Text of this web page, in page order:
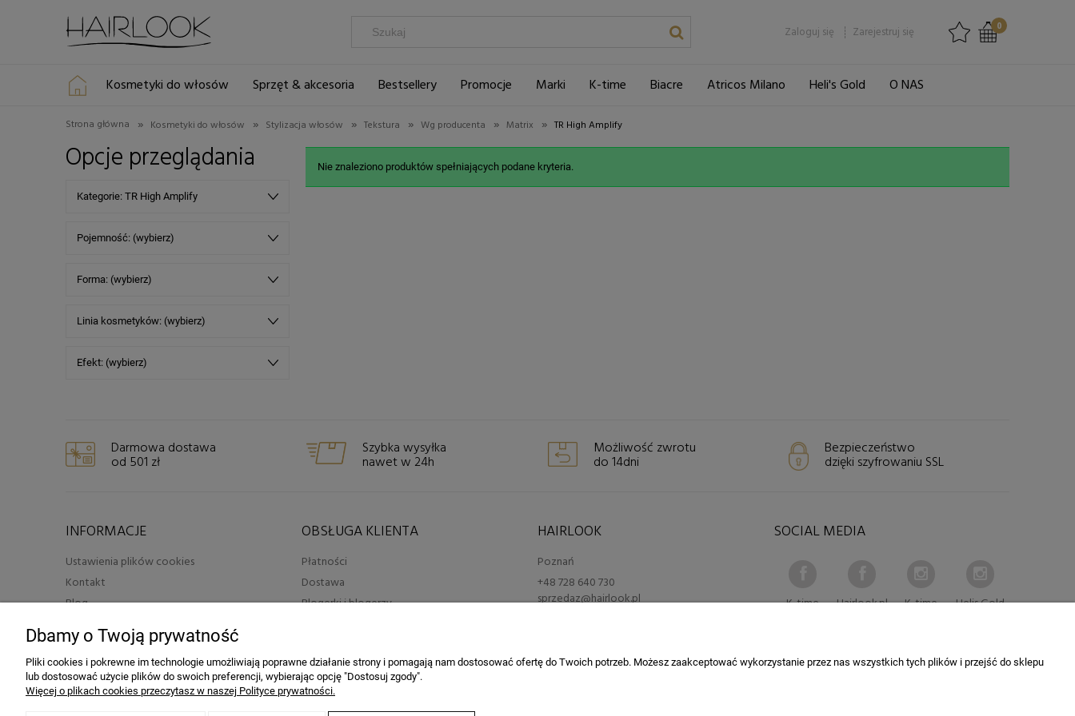
Zaloguj się Zarejestruj się 0
Kosmetyki do włosów Sprzęt & akcesoria Bestsellery Promocje Marki K-time Biacre Atricos Milano Heli's Gold O NAS
Strona główna » Kosmetyki do włosów » Stylizacja włosów » Tekstura » Wg producenta » Matrix » TR High Amplify
Opcje przeglądania
Kategorie: TR High Amplify
Pojemność: (wybierz)
Forma: (wybierz)
Linia kosmetyków: (wybierz)
Efekt: (wybierz)
Nie znaleziono produktów spełniających podane kryteria.
Darmowa dostawa
od 501 zł
Szybka wysyłka
nawet w 24h
Możliwość zwrotu
do 14dni
Bezpieczeństwo
dzięki szyfrowaniu SSL
INFORMACJE
Ustawienia plików cookies
Kontakt
Blog
Polityka prywatności
RODO
OBSŁUGA KLIENTA
Płatności
Dostawa
Blogerki i blogerzy
HAIRLOOK
Poznań
+48 728 640 730
sprzedaz@hairlook.pl
SOCIAL MEDIA
K-time Hairlook.pl K-time Helis Gold
Dbamy o Twoją prywatność
Pliki cookies i pokrewne im technologie umożliwiają poprawne działanie strony i pomagają nam dostosować ofertę do Twoich potrzeb. Możesz zaakceptować wykorzystanie przez nas wszystkich tych plików i przejść do sklepu
lub dostosować użycie plików do swoich preferencji, wybierając opcję "Dostosuj zgody".
Więcej o plikach cookies przeczytasz w naszej Polityce prywatności.